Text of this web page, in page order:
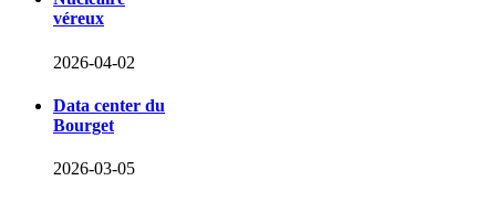
véreux
2026-04-02
Data center du
Bourget
2026-03-05